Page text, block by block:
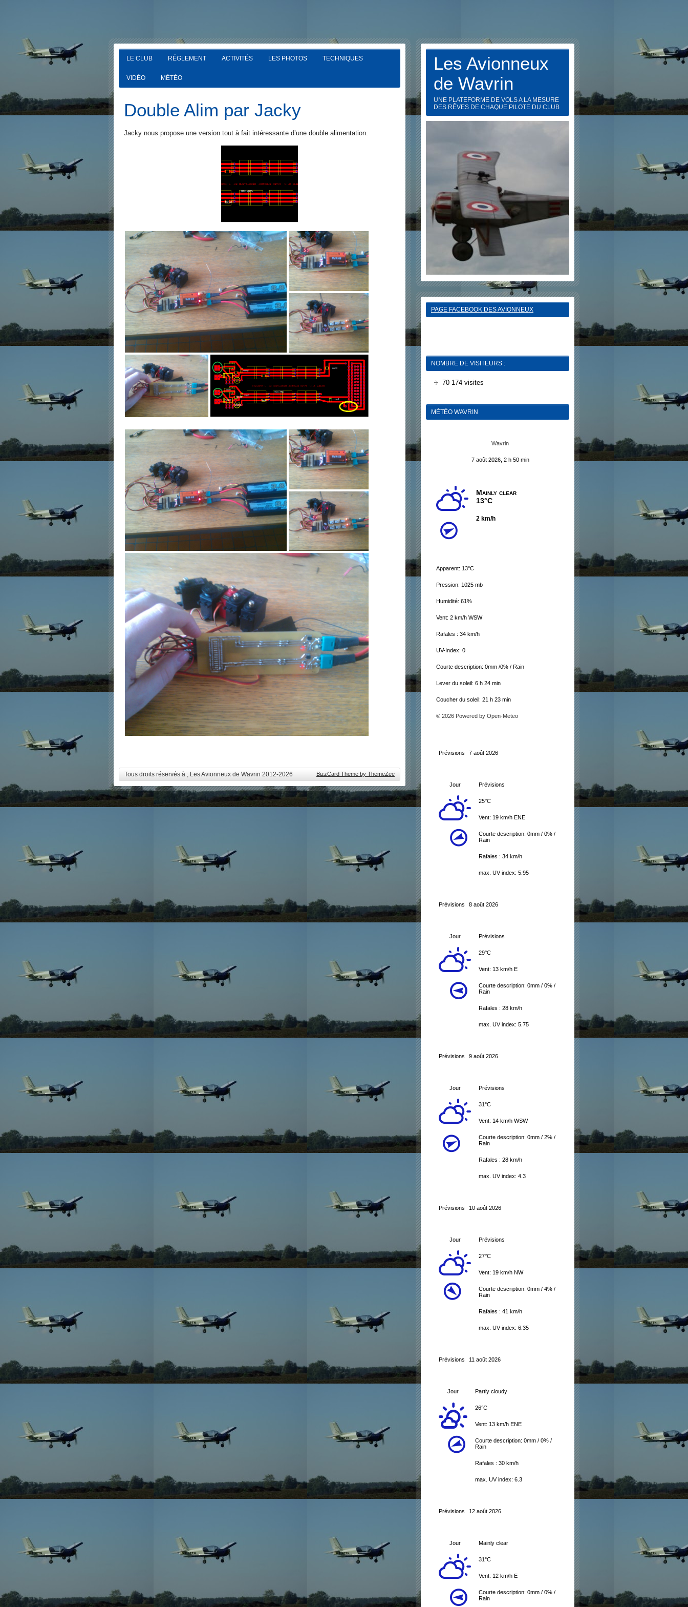
LE CLUB RÉGLEMENT ACTIVITÉS LES PHOTOS TECHNIQUES
VIDÉO MÉTÉO
Double Alim par Jacky
Jacky nous propose une version tout à fait intéressante d’une double alimentation.
Tous droits réservés à ; Les Avionneux de Wavrin 2012-2026 BizzCard Theme by ThemeZee
Les Avionneux
de Wavrin
UNE PLATEFORME DE VOLS A LA MESURE
DES RÊVES DE CHAQUE PILOTE DU CLUB
PAGE FACEBOOK DES AVIONNEUX
NOMBRE DE VISITEURS :
70 174 visites
MÉTÉO WAVRIN
Wavrin
7 août 2026, 2 h 50 min
Mainly clear
13°C
2 km/h
Apparent: 13°C
Pression: 1025 mb
Humidité: 61%
Vent: 2 km/h WSW
Rafales : 34 km/h
UV-Index: 0
Courte description: 0mm /0% / Rain
Lever du soleil: 6 h 24 min
Coucher du soleil: 21 h 23 min
© 2026 Powered by Open-Meteo
Prévisions 7 août 2026
Jour Prévisions
25°C
Vent: 19 km/h ENE
Courte description: 0mm / 0% /
Rain
Rafales : 34 km/h
max. UV index: 5.95
Prévisions 8 août 2026
Jour Prévisions
29°C
Vent: 13 km/h E
Courte description: 0mm / 0% /
Rain
Rafales : 28 km/h
max. UV index: 5.75
Prévisions 9 août 2026
Jour Prévisions
31°C
Vent: 14 km/h WSW
Courte description: 0mm / 2% /
Rain
Rafales : 28 km/h
max. UV index: 4.3
Prévisions 10 août 2026
Jour Prévisions
27°C
Vent: 19 km/h NW
Courte description: 0mm / 4% /
Rain
Rafales : 41 km/h
max. UV index: 6.35
Prévisions 11 août 2026
Jour Partly cloudy
26°C
Vent: 13 km/h ENE
Courte description: 0mm / 0% /
Rain
Rafales : 30 km/h
max. UV index: 6.3
Prévisions 12 août 2026
Jour Mainly clear
31°C
Vent: 12 km/h E
Courte description: 0mm / 0% /
Rain